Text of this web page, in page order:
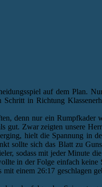
auf dem Plan.
in Richtung
denn nur ein
gut. Zwar zeigten unsere
hielt die Spannung in
sollte sich das Blatt zu
sodass mit jeder Minute
in der Folge einfach
einem 26:17 geschlagen